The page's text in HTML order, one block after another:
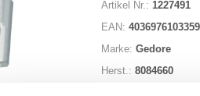
Artikel Nr.: 1227491
EAN: 4036976103359
Marke: Gedore
Herst.: 8084660